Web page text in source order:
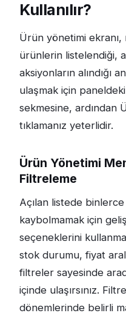
Kullanılır?
Ürün yönetimi ekranı,
ürünlerin listelendiği,
aksiyonların alındığı
ulaşmak için
sekmesine, ardından
tıklamanız yeterlidir.
Ürün Yönetimi
Filtreleme
Açılan listede
kaybolmamak için
seçeneklerini
stok durumu, fiyat
filtreler sayesinde
içinde ulaşırsınız.
dönemlerinde belirli